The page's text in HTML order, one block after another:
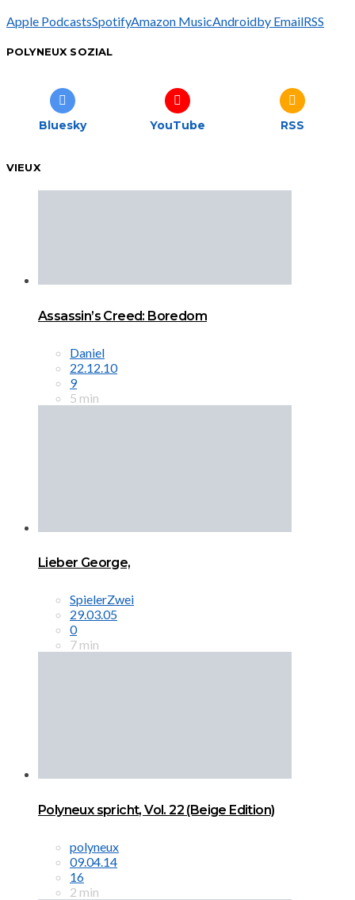
Apple PodcastsSpotifyAmazon MusicAndroidby EmailRSS
POLYNEUX SOZIAL
Bluesky YouTube RSS
VIEUX
Assassin’s Creed: Boredom
Daniel
22.12.10
9
5 min
Lieber George,
SpielerZwei
29.03.05
0
7 min
Polyneux spricht, Vol. 22 (Beige Edition)
polyneux
09.04.14
16
2 min